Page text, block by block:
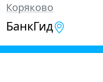
Коряково
БанкГид